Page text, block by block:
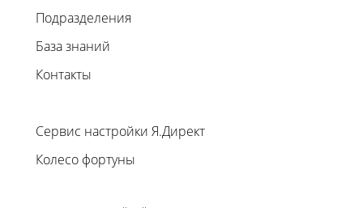
Подразделения
База знаний
Контакты
Сервис настройки Я.Директ
Колесо фортуны